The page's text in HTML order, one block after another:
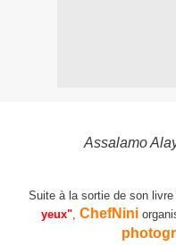
Assalamo
Suite à la sortie de son livre
yeux", ChefNini